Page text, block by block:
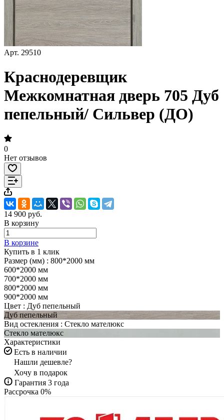
Арт. 29510
Краснодеревщик
Межкомнатная дверь 705 Дуб
пепельный/ Сильвер (ДО)
0
Нет отзывов
14 900 руб.
В корзину
В корзине
Купить в 1 клик
Размер (мм) : 800*2000 мм
600*2000 мм
700*2000 мм
800*2000 мм
900*2000 мм
Цвет : Дуб пепельный
Дуб пепельный
Вид остекления : Стекло мателюкс
Стекло мателюкс
Характеристики
Есть в наличии
Нашли дешевле?
Хочу в подарок
Гарантия 3 года
Рассрочка 0%